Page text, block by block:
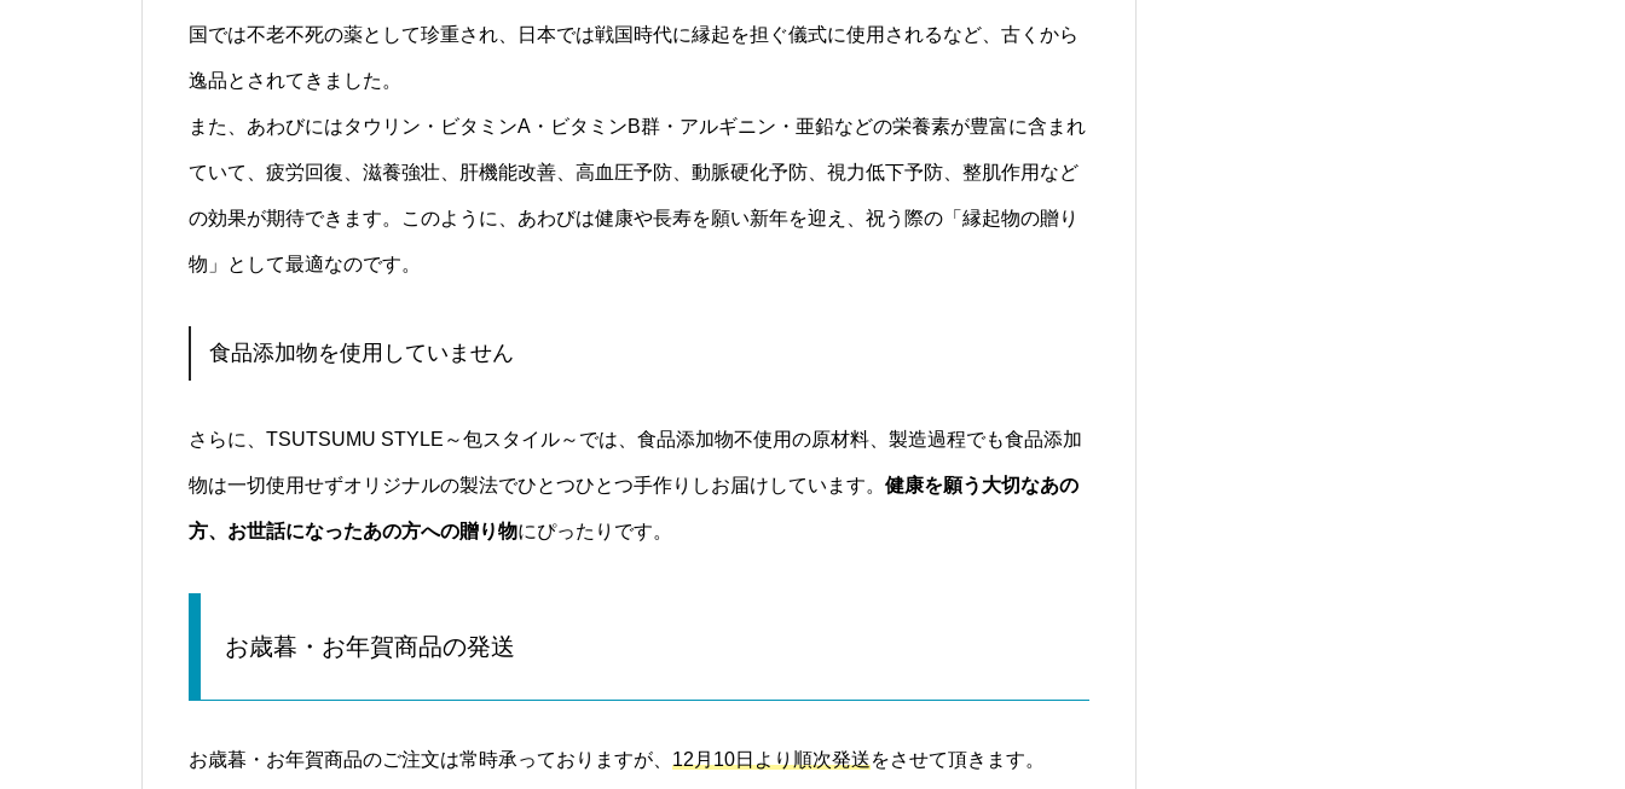
国では不老不死の薬として珍重され、日本では戦国時代に縁起を担ぐ儀式に使用されるなど、古くから
逸品とされてきました。
また、あわびにはタウリン・ビタミンA・ビタミンB群・アルギニン・亜鉛などの栄養素が豊富に含まれ
ていて、疲労回復、滋養強壮、肝機能改善、高血圧予防、動脈硬化予防、視力低下予防、整肌作用など
の効果が期待できます。このように、あわびは健康や長寿を願い新年を迎え、祝う際の「縁起物の贈り
物」として最適なのです。
食品添加物を使用していません
さらに、TSUTSUMU STYLE～包スタイル～では、食品添加物不使用の原材料、製造過程でも食品添加
物は一切使用せずオリジナルの製法でひとつひとつ手作りしお届けしています。 健康を願う大切なあの
方、お世話になったあの方への贈り物にぴったりです。
お歳暮・お年賀商品の発送
お歳暮・お年賀商品のご注文は常時承っておりますが、 12月10日より順次発送をさせて頂きます。